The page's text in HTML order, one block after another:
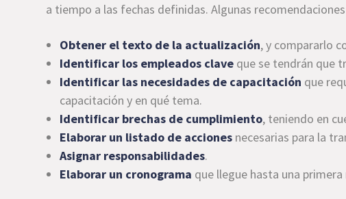
a tiempo a las fechas definidas. Algunas
Obtener el texto de la actualización, y compararlo
Identificar los empleados clave que se tendrán que
Identificar las necesidades de capacitación que
capacitación y en qué tema.
Identificar brechas de cumplimiento, teniendo en
Elaborar un listado de acciones necesarias para la
Asignar responsabilidades.
Elaborar un cronograma que llegue hasta una primera